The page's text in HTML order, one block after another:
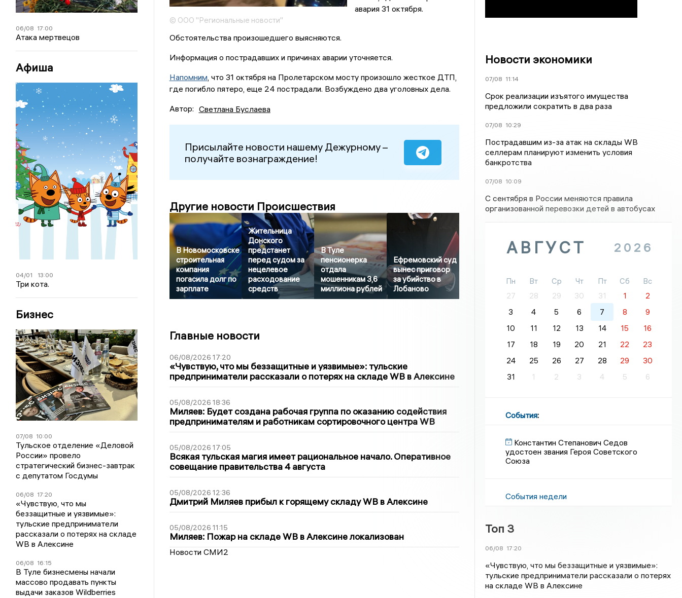
06/08 17:00
Атака мертвецов
Афиша
04/01 13:00
Три кота.
Бизнес
07/08 10:00
Тульское отделение «Деловой
России» провело
стратегический бизнес-завтрак
с депутатом Госдумы
06/08 17:20
«Чувствую, что мы
беззащитные и уязвимые»:
тульские предприниматели
рассказали о потерях на складе
WB в Алексине
06/08 16:15
В Туле бизнесмены начали
массово продавать пункты
выдачи заказов Wildberries
© ООО "Региональные новости"
авария 31 октября.
Обстоятельства произошедшего выясняются.
Информация о пострадавших и причинах аварии уточняется.
Напомним, что 31 октября на Пролетарском мосту произошло жесткое ДТП,
где погибло пятеро, еще 24 пострадали. Возбуждено два уголовных дела.
Автор: Светлана Буслаева
Присылайте новости нашему Дежурному –
получайте вознаграждение!
Другие новости Происшествия
В Новомосковске
строительная
компания
погасила долг по
зарплате
Жительница
Донского
предстанет
перед судом за
нецелевое
расходование
средств
В Туле
пенсионерка
отдала
мошенникам 3,6
миллиона рублей
Ефремовский суд
вынес приговор
за убийство в
Лобаново
Главные новости
06/08/2026 17:20
«Чувствую, что мы беззащитные и уязвимые»: тульские
предприниматели рассказали о потерях на складе WB в Алексине
05/08/2026 18:36
Миляев: Будет создана рабочая группа по оказанию содействия
предпринимателям и работникам сортировочного центра WB
05/08/2026 17:05
Всякая тульская магия имеет рациональное начало. Оперативное
совещание правительства 4 августа
05/08/2026 12:36
Дмитрий Миляев прибыл к горящему складу WB в Алексине
05/08/2026 11:15
Миляев: Пожар на складе WB в Алексине локализован
Новости СМИ2
Новости экономики
07/08 11:14
Срок реализации изъятого имущества
предложили сократить в два раза
07/08 10:29
Пострадавшим из-за атак на склады WВ
селлерам планируют изменить условия
банкротства
07/08 10:09
С сентября в России меняются правила
организованной перевозки детей в автобусах
АВГУСТ 2026
Пн Вт Ср Чт Пт Сб
Вс
27
28 29 30 31 1
2
3
4 5 6 7 8
9
10
11 12 13 14 15
16
17
18 19 20 21 22
23
24
25 26 27 28 29
30
31
1 2 3 4 5 6
События:
Константин Степанович Седов
удостоен звания Героя Советского
Союза
События недели
Топ 3
06/08 17:20
«Чувствую, что мы беззащитные и уязвимые»:
тульские предприниматели рассказали о потерях
на складе WB в Алексине